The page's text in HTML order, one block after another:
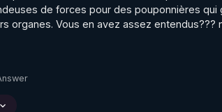
de forces pour des pouponnières
organes. Vous en avez assez